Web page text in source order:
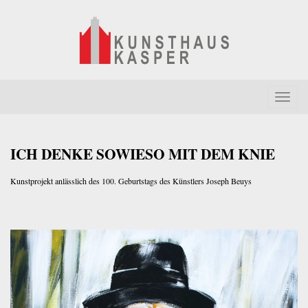
T
g
a
ICH DENKE SOWIESO MIT DEM KNIE
Kunstprojekt anlässlich des 100. Geburtstags des Künstlers Joseph Beuys